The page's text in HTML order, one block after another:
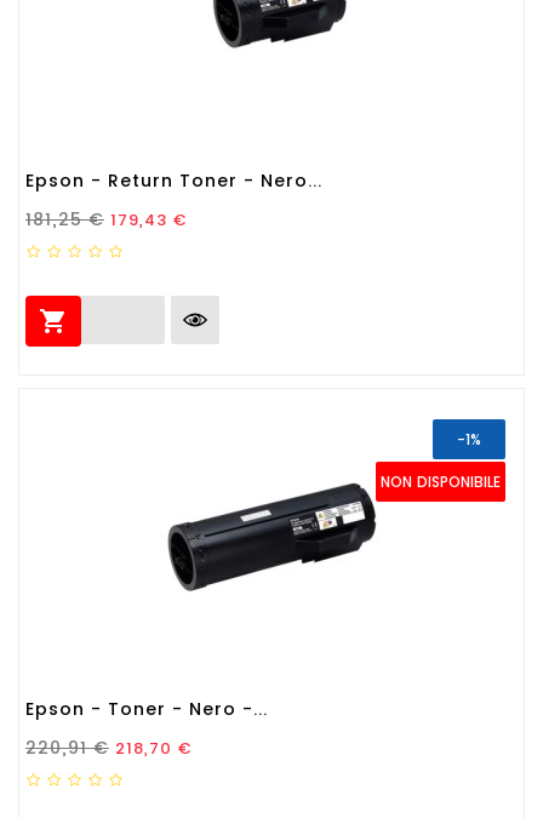
Epson - Return Toner - Nero...
Prezzo Standard
181,25 € Prezzo
179,43 €

NON DISPONIBILE
-1%
Epson - Toner - Nero -...
Prezzo Standard
220,91 € Prezzo
218,70 €